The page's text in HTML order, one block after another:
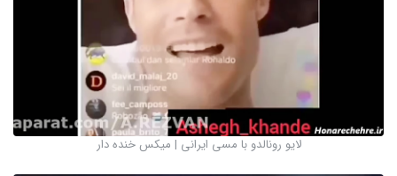
لایو رونالدو با مسی ایرانی | میکس خنده دار